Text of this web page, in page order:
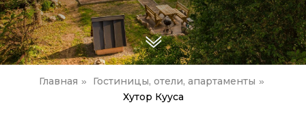
Главная » Гостиницы, отели, апартаменты »
Хутор Кууса